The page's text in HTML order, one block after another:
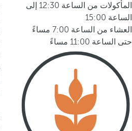
المأكولات من الساعة 12:30 إلى
الساعة 15:00
العشاء من الساعة 7:00 مساءً
حتى الساعة 11:00 مساءً